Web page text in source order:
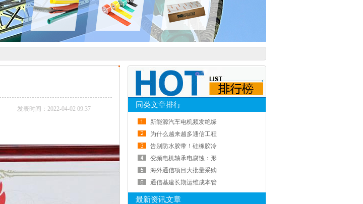
发表时间：2022-04-02 09:37
同类文章排行
新能源汽车电机频发绝缘
为什么越来越多通信工程
告别防水胶带！硅橡胶冷
变频电机轴承电腐蚀：形
海外通信项目大批量采购
通信基建长期运维成本管
最新资讯文章